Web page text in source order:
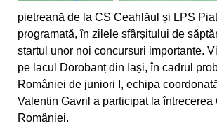
Adina Fîrțală și Darius Gavriloaia,
CS Ceahlăului în
Doi atleți pietreni au adus
lotului României
pietreană de la CS Ceahlăul și LPS
programată, în zilele sfârșitului de
startul unor noi concursuri importante.
pe lacul Dorobanț din Iași, în cadrul
României de juniori I, echipa
Valentin Gavril a participat la întrecerea
României.